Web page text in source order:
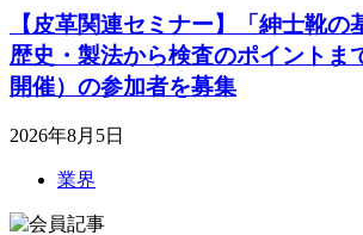
【皮革関連セミナー】「紳士靴の
歴史・製法から検査のポイントま
開催）の参加者を募集
2026年8月5日
業界